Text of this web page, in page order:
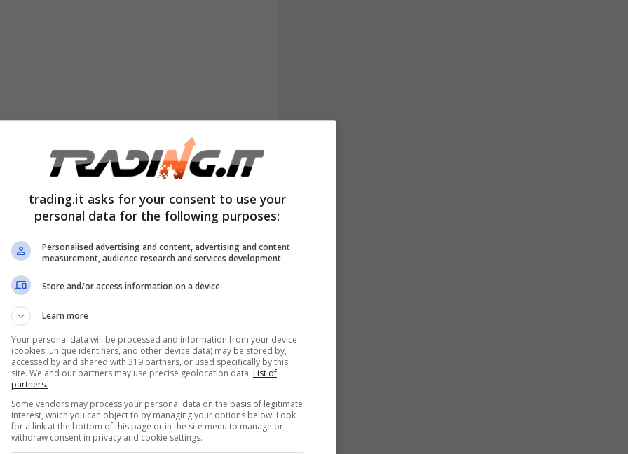
delle Entrate
, il cambiamento
novità toccano chi lavora, chi ha figli, chi
Gli effetti si vedranno in busta paga, ma
nelle scelte di chi valuta un secondo
e nuovi scaglioni Irpef:
da quattro a tre scaglioni Irpef.
però modifica il peso fiscale su diverse
sono:23% fino a 28.000 euro,35% da
trading.it asks for your consent to use your
personal data for the following purposes:
Personalised advertising and content, advertising and content
measurement, audience research and services development
Store and/or access information on a device
Learn more
Your personal data will be processed and information from your device
(cookies, unique identifiers, and other device data) may be stored by,
accessed by and shared with 319 partners, or used specifically by this
site. We and our partners may use precise geolocation data. List of
partners.
Some vendors may process your personal data on the basis of legitimate
interest, which you can object to by managing your options below. Look
for a link at the bottom of this page or in the site menu to manage or
withdraw consent in privacy and cookie settings.